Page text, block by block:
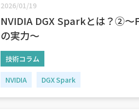
2026/01/19
NVIDIA DGX Sparkとは？②～
の実力～
技術コラム
NVIDIA DGX Spark